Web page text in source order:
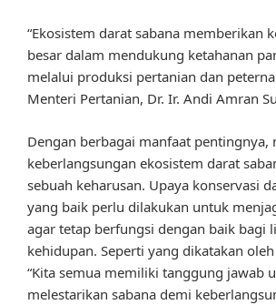
“Ekosistem darat sabana memberikan
besar dalam mendukung ketahanan
melalui produksi pertanian dan
Menteri Pertanian, Dr. Ir. Andi Amran
Dengan berbagai manfaat pentingnya,
keberlangsungan ekosistem darat
sebuah keharusan. Upaya konservasi
yang baik perlu dilakukan untuk
agar tetap berfungsi dengan baik bagi
kehidupan. Seperti yang dikatakan
“Kita semua memiliki tanggung jawab
melestarikan sabana demi